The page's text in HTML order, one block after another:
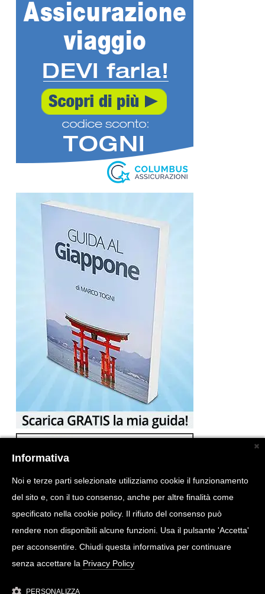
Informativa
Noi e terze parti selezionate utilizziamo cookie il funzionamento
del sito e, con il tuo consenso, anche per altre finalità come
specificato nella cookie policy. Il rifiuto del consenso può
rendere non disponibili alcune funzioni. Usa il pulsante 'Accetta'
per acconsentire. Chiudi questa informativa per continuare
senza accettare la Privacy Policy
PERSONALIZZA